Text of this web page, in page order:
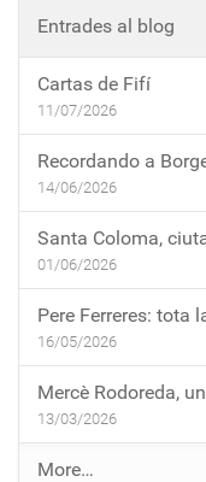
Entrades al blog
Cartas de Fifí
11/07/2026
Recordando a
14/06/2026
Santa Coloma,
01/06/2026
Pere Ferreres: tota
16/05/2026
Mercè Rodoreda,
13/03/2026
E
More…